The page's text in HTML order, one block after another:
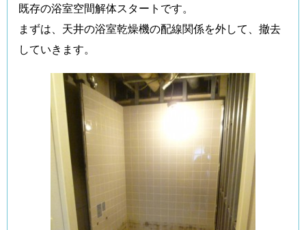
既存の浴室空間解体スタートです。
まずは、天井の浴室乾燥機の配線関係を外して、撤去
していきます。